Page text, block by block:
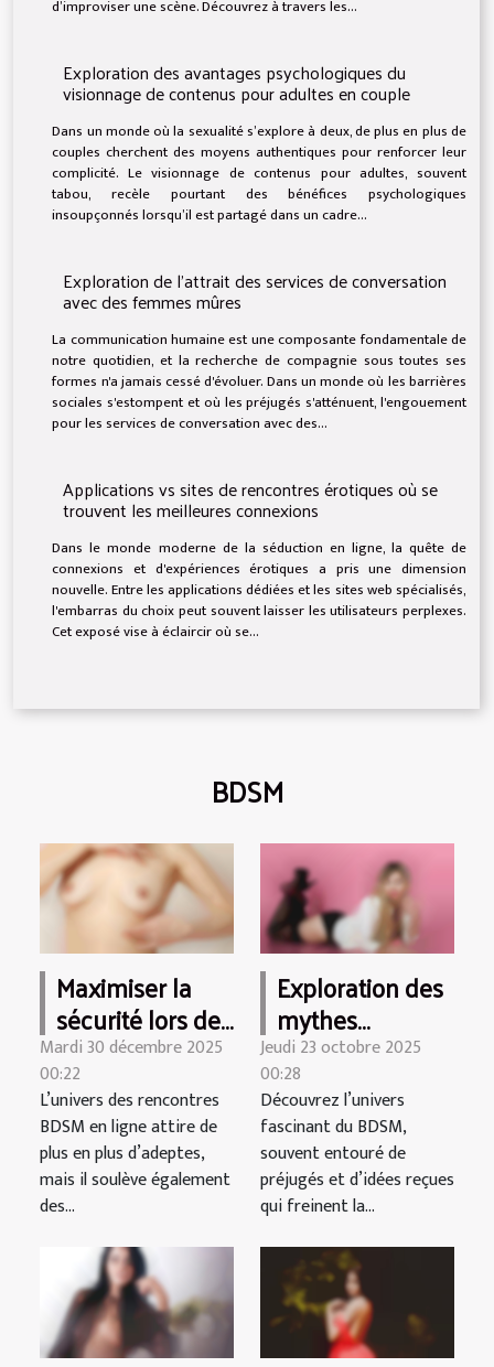
d’improviser une scène. Découvrez à travers les...
Exploration des avantages psychologiques du
visionnage de contenus pour adultes en couple
Dans un monde où la sexualité s’explore à deux, de plus en plus de
couples cherchent des moyens authentiques pour renforcer leur
complicité. Le visionnage de contenus pour adultes, souvent
tabou, recèle pourtant des bénéfices psychologiques
insoupçonnés lorsqu’il est partagé dans un cadre...
Exploration de l'attrait des services de conversation
avec des femmes mûres
La communication humaine est une composante fondamentale de
notre quotidien, et la recherche de compagnie sous toutes ses
formes n'a jamais cessé d'évoluer. Dans un monde où les barrières
sociales s'estompent et où les préjugés s'atténuent, l'engouement
pour les services de conversation avec des...
Applications vs sites de rencontres érotiques où se
trouvent les meilleures connexions
Dans le monde moderne de la séduction en ligne, la quête de
connexions et d'expériences érotiques a pris une dimension
nouvelle. Entre les applications dédiées et les sites web spécialisés,
l'embarras du choix peut souvent laisser les utilisateurs perplexes.
Cet exposé vise à éclaircir où se...
BDSM
Maximiser la
sécurité lors de
rencontres
BDSM en ligne
Mardi 30 décembre 2025
00:22
L’univers des rencontres
BDSM en ligne attire de
plus en plus d’adeptes,
mais il soulève également
des...
Exploration des
mythes
communs
autour du BDSM
et de la réalité
Jeudi 23 octobre 2025
00:28
Découvrez l’univers
fascinant du BDSM,
souvent entouré de
préjugés et d’idées reçues
qui freinent la...